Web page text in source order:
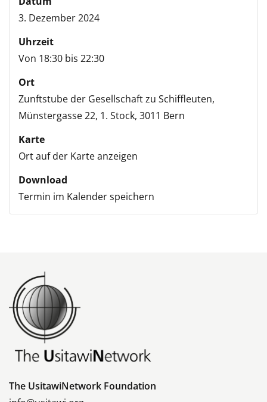
3. Dezember 2024
Uhrzeit
Von 18:30 bis 22:30
Ort
Zunftstube der Gesellschaft zu Schiffleuten,
Münstergasse 22, 1. Stock, 3011 Bern
Karte
Ort auf der Karte anzeigen
Download
Termin im Kalender speichern
The UsitawiNetwork Foundation